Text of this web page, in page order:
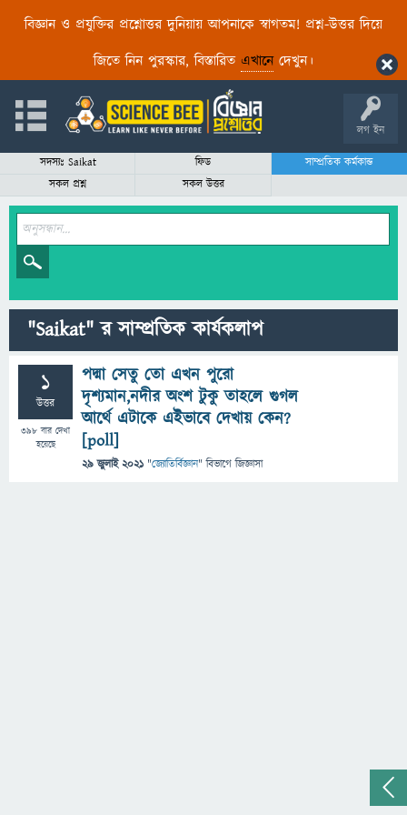
বিজ্ঞান ও প্রযুক্তির প্রশ্নোত্তর দুনিয়ায় আপনাকে স্বাগতম! প্রশ্ন-উত্তর দিয়ে
জিতে নিন পুরস্কার, বিস্তারিত এখানেদেখুন।
লগ ইন
সদস্যঃ Saikat ফিড
সাম্প্রতিক কর্মকান্ড
সকল প্রশ্ন
সকল উত্তর
"Saikat" র সাম্প্রতিক কার্যকলাপ
1
উত্তর
398 বার দেখা
হয়েছে
পদ্মা সেতু তো এখন পুরো
দৃশ্যমান,নদীর অংশ টুকু তাহলে গুগল
আর্থে এটাকে এইভাবে দেখায় কেন?
[poll]
29 জুলাই 2021 "জ্যোতির্বিজ্ঞান" বিভাগে জিজ্ঞাসা